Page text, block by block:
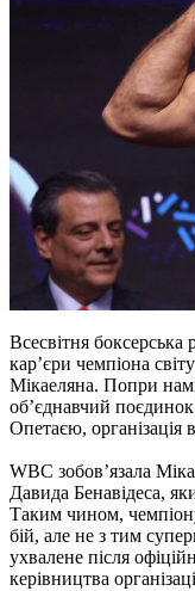
Всесвітня
кар’єри чемпіона
Мікаеляна. Попри
об’єднавчий
Опетаєю, організація
WBC зобов’язала
Давида Бенавідеса,
Таким чином,
бій, але не з тим
ухвалене після
керівництва